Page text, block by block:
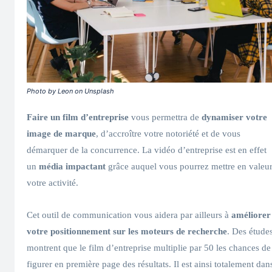
Photo by Leon on Unsplash
Faire un film d’entreprise vous permettra de dynamiser votre
image de marque, d’accroître votre notoriété et de vous
démarquer de la concurrence. La vidéo d’entreprise est en effet
un média impactant grâce auquel vous pourrez mettre en valeur
votre activité.
Cet outil de communication vous aidera par ailleurs à améliorer
votre positionnement sur les moteurs de recherche. Des
montrent que le film d’entreprise multiplie par 50 les chances de
figurer en première page des résultats. Il est ainsi totalement